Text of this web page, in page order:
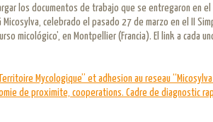
los documentos de trabajo que se entregaron en
Micosylva, celebrado el pasado 27 de marzo en el II
micológico', en Montpellier (Francia). El link a cada
Mycologique” et adhesion au reseau
de proximite, cooperations. Cadre de diagnostic